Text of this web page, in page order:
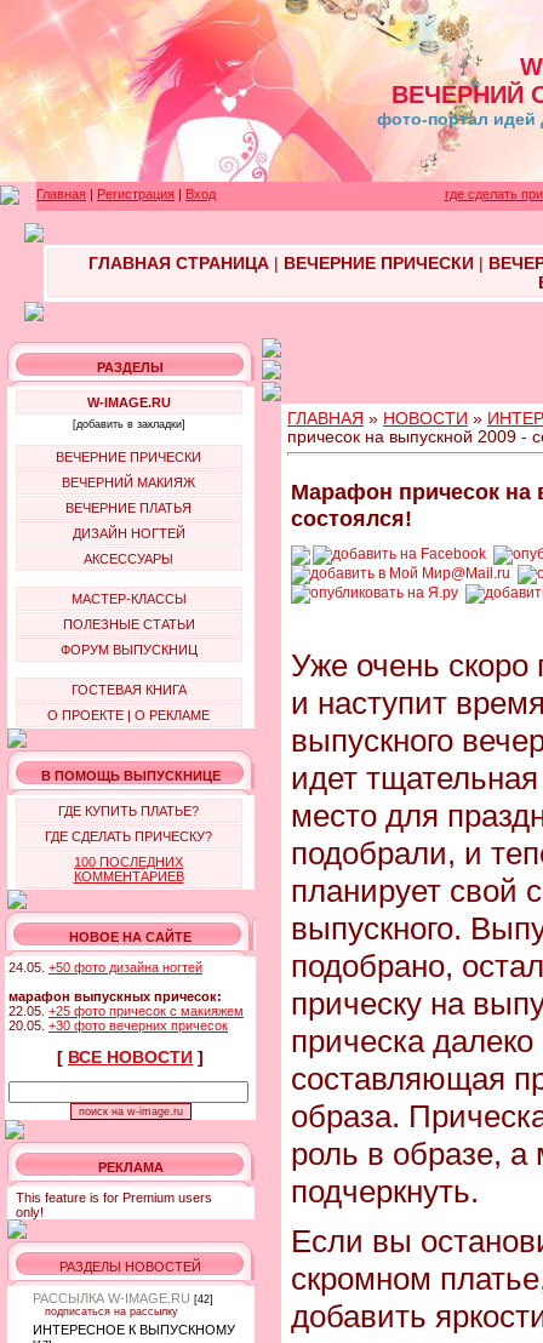
ВЕЧЕРНИЙ
фото-портал идей
Главная | Регистрация | Вход где сделать
ГЛАВНАЯ СТРАНИЦА| ВЕЧЕРНИЕ ПРИЧЕСКИ|
РАЗДЕЛЫ
W-IMAGE.RU
[добавить в закладки]
ВЕЧЕРНИЕ ПРИЧЕСКИ
ВЕЧЕРНИЙ МАКИЯЖ
ВЕЧЕРНИЕ ПЛАТЬЯ
ДИЗАЙН НОГТЕЙ
АКСЕССУАРЫ
МАСТЕР-КЛАССЫ
ПОЛЕЗНЫЕ СТАТЬИ
ФОРУМ ВЫПУСКНИЦ
ГОСТЕВАЯ КНИГА
О ПРОЕКТЕ | О РЕКЛАМЕ
В ПОМОЩЬ ВЫПУСКНИЦЕ
ГДЕ КУПИТЬ ПЛАТЬЕ?
ГДЕ СДЕЛАТЬ ПРИЧЕСКУ?
100 ПОСЛЕДНИХ
КОММЕНТАРИЕВ
НОВОЕ НА САЙТЕ
24.05. +50 фото дизайна ногтей
марафон выпускных причесок:
22.05. +25 фото причесок с макияжем
20.05. +30 фото вечерних причесок
[ ВСЕ НОВОСТИ ]
РЕКЛАМА
This feature is for Premium users
only!
РАЗДЕЛЫ НОВОСТЕЙ
РАССЫЛКА W-IMAGE.RU [42]
подписаться на рассылку
ИНТЕРЕСНОЕ К ВЫПУСКНОМУ
ГЛАВНАЯ » НОВОСТИ »
причесок на выпускной 2009 -
Марафон причесок на
состоялся!
Уже очень скоро
и наступит
выпускного
идет
место для
подобрали, и
планирует свой
выпускного.
подобрано,
прическу на
прическа
составляющая
образа.
роль в образе,
подчеркнуть.
Если вы
скромном
добавить